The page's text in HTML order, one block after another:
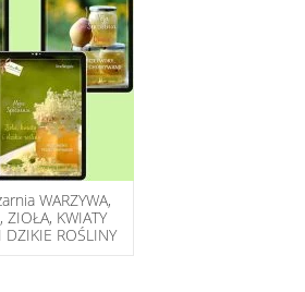
WARZYWA,
ZIOŁA, KWIATY
DZIKIE ROŚLINY